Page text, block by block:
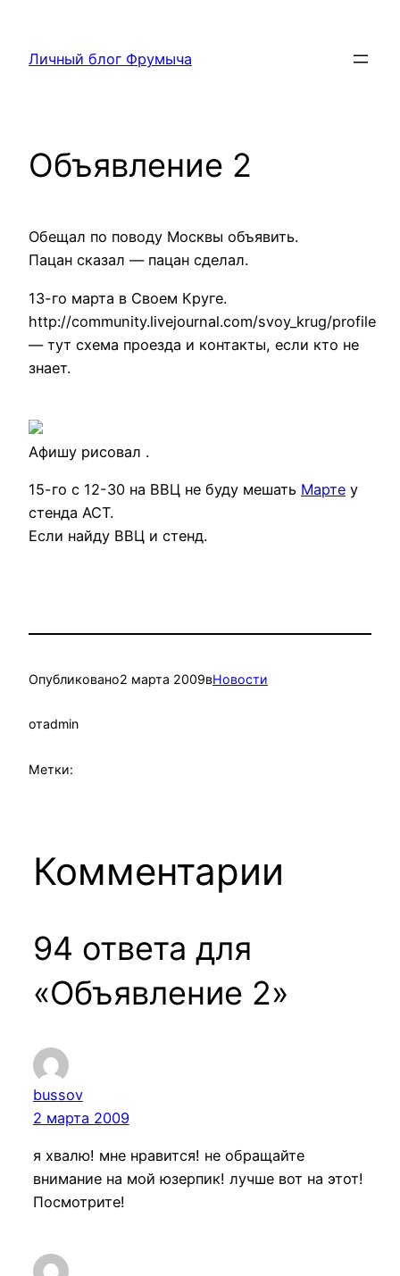
содержимому
Личный блог Фрумыча
Объявление 2
Обещал по поводу Москвы объявить.
Пацан сказал — пацан сделал.
13-го марта в Своем Круге.
http://community.livejournal.com/svoy_krug/profile
— тут схема проезда и контакты, если кто не
знает.
Афишу рисовал .
15-го с 12-30 на ВВЦ не буду мешать Марте у
стенда АСТ.
Если найду ВВЦ и стенд.
Опубликовано2 марта 2009вНовости
отadmin
Метки:
Комментарии
94 ответа для
«Объявление 2»
bussov
2 марта 2009
я хвалю! мне нравится! не обращайте
внимание на мой юзерпик! лучше вот на этот!
Посмотрите!